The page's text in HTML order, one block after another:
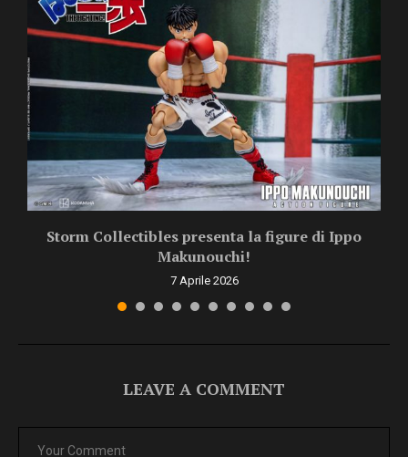
Storm Collectibles presenta la figure di Ippo
Makunouchi!
7 Aprile 2026
LEAVE A COMMENT